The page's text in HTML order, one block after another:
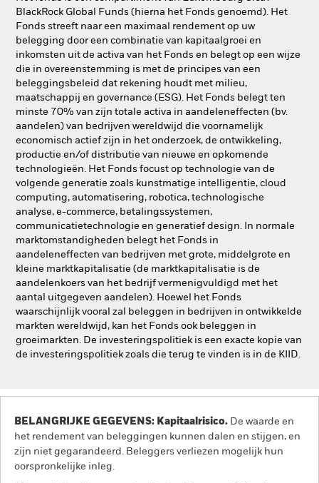
BlackRock Global Funds (hierna het Fonds genoemd). Het
Fonds streeft naar een maximaal rendement op uw
belegging door een combinatie van kapitaalgroei en
inkomsten uit de activa van het Fonds en belegt op een wijze
die in overeenstemming is met de principes van een
beleggingsbeleid dat rekening houdt met milieu,
maatschappij en governance (ESG). Het Fonds belegt ten
minste 70% van zijn totale activa in aandeleneffecten (bv.
aandelen) van bedrijven wereldwijd die voornamelijk
economisch actief zijn in het onderzoek, de ontwikkeling,
productie en/of distributie van nieuwe en opkomende
technologieën. Het Fonds focust op technologie van de
volgende generatie zoals kunstmatige intelligentie, cloud
computing, automatisering, robotica, technologische
analyse, e-commerce, betalingssystemen,
communicatietechnologie en generatief design. In normale
marktomstandigheden belegt het Fonds in
aandeleneffecten van bedrijven met grote, middelgrote en
kleine marktkapitalisatie (de marktkapitalisatie is de
aandelenkoers van het bedrijf vermenigvuldigd met het
aantal uitgegeven aandelen). Hoewel het Fonds
waarschijnlijk vooral zal beleggen in bedrijven in ontwikkelde
markten wereldwijd, kan het Fonds ook beleggen in
groeimarkten. De investeringspolitiek is een exacte kopie van
de investeringspolitiek zoals die terug te vinden is in de KIID.
BELANGRIJKE GEGEVENS: Kapitaalrisico. De waarde en
het rendement van beleggingen kunnen dalen en stijgen, en
zijn niet gegarandeerd. Beleggers verliezen mogelijk hun
oorspronkelijke inleg.